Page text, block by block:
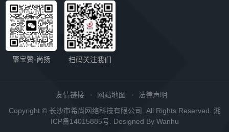
聚宝赞-尚扬 扫码关注我们
友情链接 网站地图
法律声明
Copyright © 长沙市希尚网络科技有限公司. All Rights Reserved. 湘
ICP备14015885号.
Designed By Wanhu